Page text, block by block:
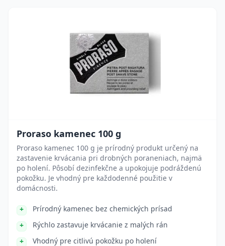
Proraso kamenec 100 g
Proraso kamenec 100 g je prírodný produkt určený na
zastavenie krvácania pri drobných poraneniach, najmä
po holení. Pôsobí dezinfekčne a upokojuje podráždenú
pokožku. Je vhodný pre každodenné použitie v
domácnosti.
Prírodný kamenec bez chemických prísad
Rýchlo zastavuje krvácanie z malých rán
Vhodný pre citlivú pokožku po holení